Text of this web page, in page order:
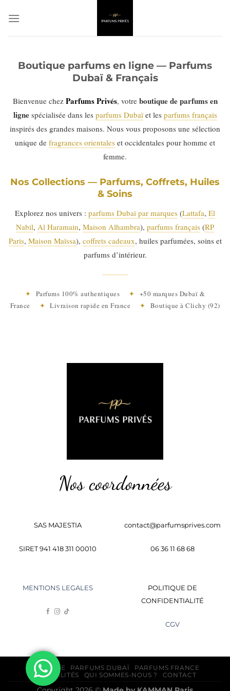
au
Boutique parfums en ligne — Parfums
Dubaï & Français
Bienvenue chez Parfums Privés, votre boutique de parfums en
lignespécialisée dans les parfums Dubaïet les parfums français
inspirés des grandes maisons. Nous vous proposons une sélection
unique de fragrances orientales et occidentales pour homme et
femme.
Nos Collections — Parfums, Coffrets, Huiles
& Soins
Explorez nos univers : parfums Dubaï par marques (Lattafa, El
Nabil, Al Haramain, Maison Alhambra), parfums français (RP
Paris, Maison Maïssa), coffrets cadeaux, huiles parfumées, soins et
parfums d’intérieur.
✦ Parfums 100% authentiques ✦ +50 marques Dubaï &
France ✦ Livraison rapide en France ✦ Boutique à Clichy (92)
Nos coordonnées
SAS MAJESTIA
SIRET 941 418 311 00010
contact@parfumsprives.com
06 36 11 68 68
MENTIONS LEGALES
POLITIQUE DE
CONFIDENTIALITÉ
CGV
BOUTIQUE PARFUMS DUBAÏ
PARFUMS FRANCE
ACTUALITÉS
QUI SOMMES-NOUS ? CONTACT